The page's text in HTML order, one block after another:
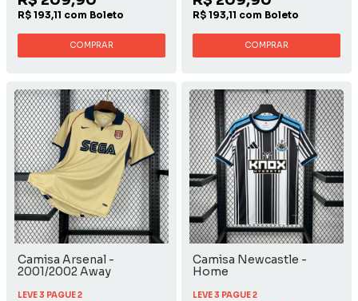
R$ 193,11 com Boleto
COMPRAR
R$ 193,11 com Boleto
COMPRAR
Camisa Arsenal -
2001/2002 Away
LEVE 3 PAGUE 2
Camisa Newcastle -
Home
LEVE 3 PAGUE 2